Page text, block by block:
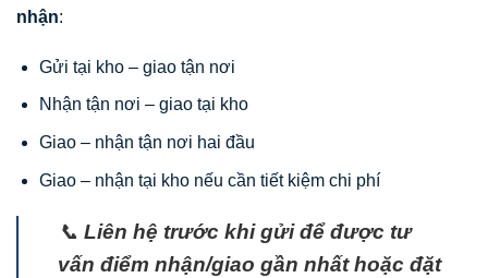
nhận:
Gửi tại kho – giao tận nơi
Nhận tận nơi – giao tại kho
Giao – nhận tận nơi hai đầu
Giao – nhận tại kho nếu cần tiết kiệm chi phí
📞 Liên hệ trước khi gửi để được tư
vấn điểm nhận/giao gần nhất hoặc đặt